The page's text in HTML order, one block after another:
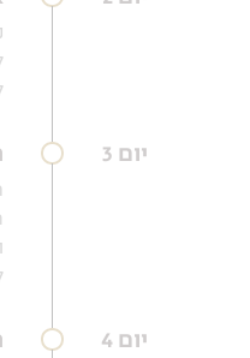
יום 3
יום 4